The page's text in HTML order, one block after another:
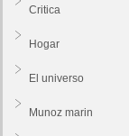
Critica
Hogar
El universo
Munoz marin